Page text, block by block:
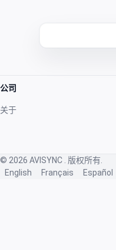
公司
关于
© 2026 AVISYNC
. 版权所有.
English
Français Español